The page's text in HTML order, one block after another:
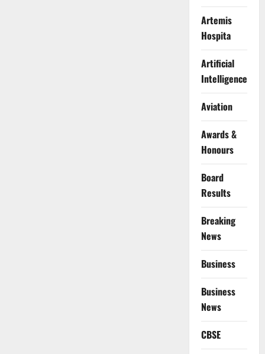
Artemis
Hospita
Artificial
Intelligence
Aviation
Awards &
Honours
Board
Results
Breaking
News
Business
Business
News
CBSE